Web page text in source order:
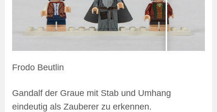
Frodo Beutlin
Gandalf der Graue mit Stab und Umhang
eindeutig als Zauberer zu erkennen.